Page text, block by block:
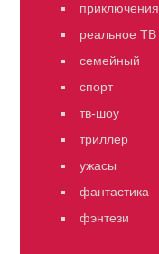
приключения
реальное ТВ
семейный
спорт
тв-шоу
триллер
ужасы
фантастика
фэнтези